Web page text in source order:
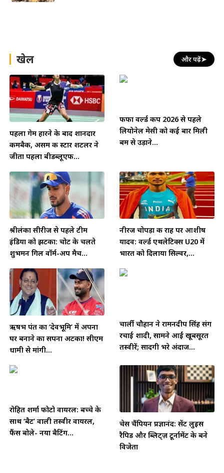
खेल और पढ़ें➤
पहला गेम हारने के बाद शानदार
कमबैक, असम की स्टार शटलर ने
जीता पहला बीडब्लूएफ...
फीफा वर्ल्ड कप 2026 से पहले
लियोनेल मेसी को कई बार मिली
बम से उड़ाने...
श्रीलंका सीरीज से पहले टीम
इंडिया को झटका: चोट के चलते
शुभमन गिल वॉर्म-अप मैच...
नीरज चोपड़ा की राह पर आशीष
यादव: वर्ल्ड एथलेटिक्स U20 में
भारत को दिलाया सिल्वर,...
ऋषभ पंत का ‘देवभूमि’ में अपना
घर बनाने का सपना अटका! सीएम
धामी से मांगी...
चार्ली चौहान ने रामनदीप सिंह संग
रचाई शादी, सामने आईं खूबसूरत
तस्वीरें; सादगी भरे अंदाज...
रोहित शर्मा फोटो वायरल: बच्चे के
साथ ‘बैट’ वाली तस्वीर वायरल,
फैंस बोले- नया बैटिंग...
चेस चैंपियन प्रज्ञानंद: सेंट लुइस
रैपिड और ब्लिट्ज़ टूर्नामेंट के बने
विजेता